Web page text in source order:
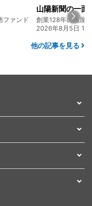
ファンド
2026年8月5日
他の記事を見る